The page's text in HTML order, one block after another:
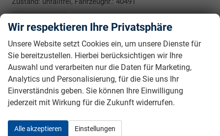
Skoda Kodiaq Selection *LAGERND* 387,- €
monatlich* 36 Monate* Ohne
Kilometerbegrenzung*
Wir respektieren Ihre Privatsphäre
Unsere Website setzt Cookies ein, um unsere Dienste für
Sie bereitzustellen. Hierbei berücksichtigen wir Ihre
Auswahl und verarbeiten nur die Daten für Marketing,
Analytics und Personalisierung, für die Sie uns Ihr
Einverständnis geben. Sie können Ihre Einwilligung
jederzeit mit Wirkung für die Zukunft widerrufen.
Alle akzeptieren Einstellungen